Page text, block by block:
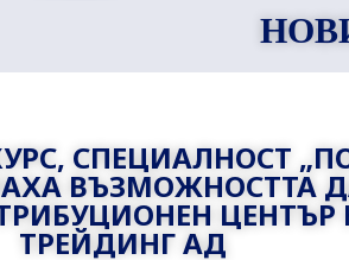
СПЕЦИАЛНОСТ
ВЪЗМОЖНОСТТА
ТРЕЙДИНГ АД